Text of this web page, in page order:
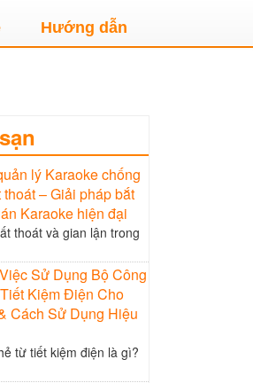
Hướng dẫn
lý Karaoke chống
– Giải pháp bắt
Karaoke hiện đại
thoát và gian lận trong
Sử Dụng Bộ Công
Kiệm Điện Cho
Cách Sử Dụng Hiệu
từ tiết kiệm điện là gì?